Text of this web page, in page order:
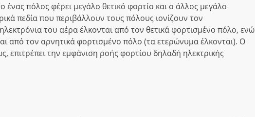
ένας πόλος φέρει μεγάλο θετικό φορτίο και ο άλλος μεγάλο
πεδία που περιβάλλουν τους πόλους ιονίζουν τον
του αέρα έλκονται από τον θετικά φορτισμένο πόλο, ενώ
από τον αρνητικά φορτισμένο πόλο (τα ετερώνυμα έλκονται). Ο
επιτρέπει την εμφάνιση ροής φορτίου δηλαδή ηλεκτρικής